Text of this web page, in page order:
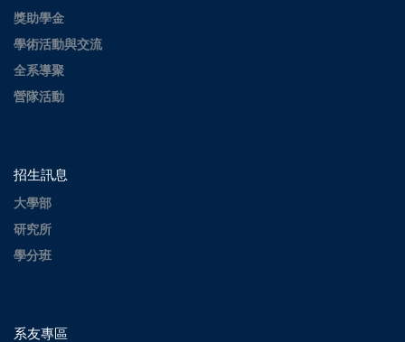
獎助學金
學術活動與交流
全系導聚
營隊活動
招生訊息
大學部
研究所
學分班
系友專區